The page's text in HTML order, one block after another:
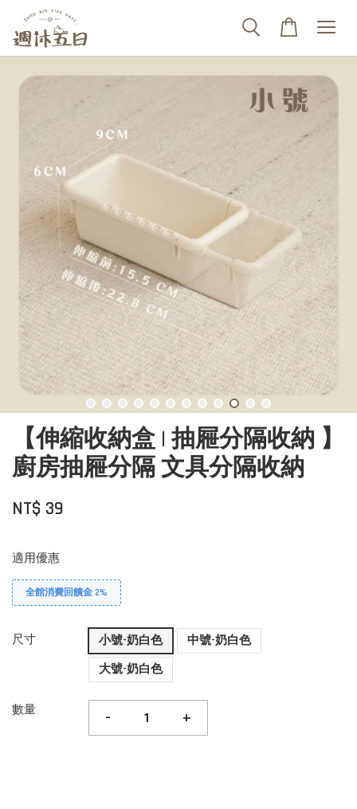
【伸縮收納盒 | 抽屜分隔收納 】
廚房抽屜分隔 文具分隔收納
NT$ 39
適用優惠
全館消費回饋金 2%
尺寸 小號-奶白色
中號-奶白色
大號-奶白色
數量 - +